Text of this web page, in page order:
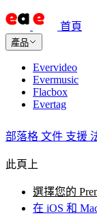
首頁
產品
Evervideo
Evermusic
Flacbox
Evertag
部落格 文件 支援
此頁上
選擇您的
在 iOS 和